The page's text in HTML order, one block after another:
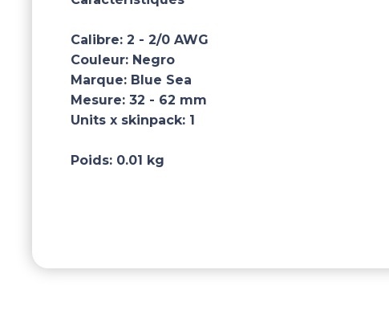
Calibre: 2 - 2/0 AWG
Couleur: Negro
Marque: Blue Sea
Mesure: 32 - 62 mm
Units x skinpack: 1
Poids: 0.01 kg